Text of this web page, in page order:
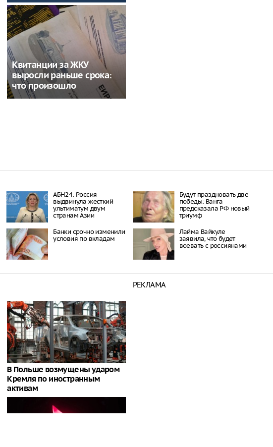
Квитанции за ЖКУ
выросли раньше срока:
что произошло
АБН24: Россия
выдвинула жесткий
ультиматум двум
странам Азии
Будут праздновать две
победы: Ванга
предсказала РФ новый
триумф
Банки срочно изменили
условия по вкладам
Лайма Вайкуле
заявила, что будет
воевать с россиянами
В Польше возмущены ударом
Кремля по иностранным
активам
РЕКЛАМА